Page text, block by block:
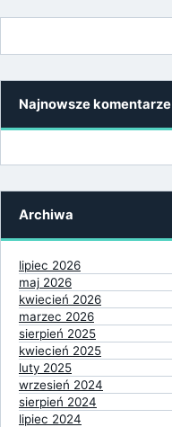
Najnowsze komentarze
Archiwa
lipiec 2026
maj 2026
kwiecień 2026
marzec 2026
sierpień 2025
kwiecień 2025
luty 2025
wrzesień 2024
sierpień 2024
lipiec 2024